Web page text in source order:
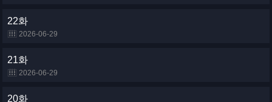
22화
2026-06-29
21화
2026-06-29
20화